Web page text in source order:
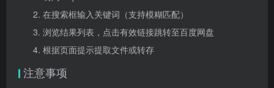
在搜索框输入关键词（支持模糊匹配）
浏览结果列表，点击有效链接跳转至百度网盘
根据页面提示提取文件或转存
注意事项